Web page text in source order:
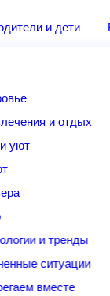
Родители и дети
и отдых
и уют
и тренды
ситуации
вместе
14 дней